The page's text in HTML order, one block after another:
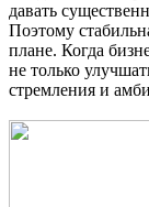
давать
Поэтому
плане. Когда
не только
стремления и